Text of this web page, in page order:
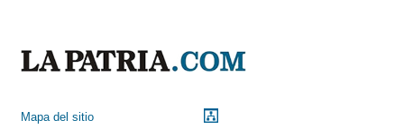
Mapa del sitio